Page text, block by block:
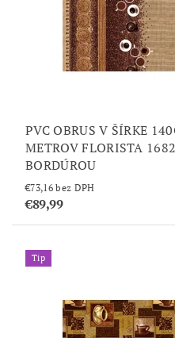
PVC OBRUS V ŠÍRKE
METROV FLORISTA
BORDÚROU
€73,16 bez DPH
€89,99
Tip